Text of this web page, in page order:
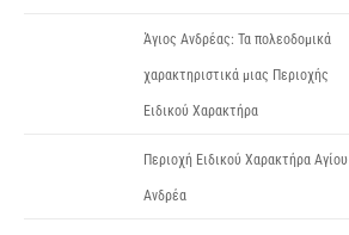
Άγιος Ανδρέας: Τα πολεοδομικά
χαρακτηριστικά μιας Περιοχής
Ειδικού Χαρακτήρα
Περιοχή Ειδικού Χαρακτήρα Αγίου
Ανδρέα